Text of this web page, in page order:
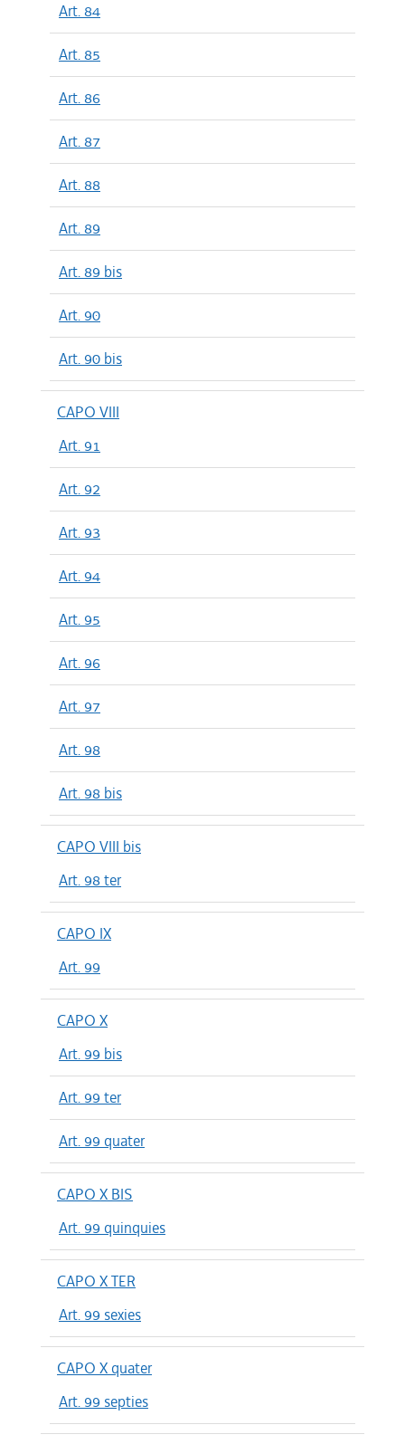
Art. 84
Art. 85
Art. 86
Art. 87
Art. 88
Art. 89
Art. 89 bis
Art. 90
Art. 90 bis
CAPO VIII
Art. 91
Art. 92
Art. 93
Art. 94
Art. 95
Art. 96
Art. 97
Art. 98
Art. 98 bis
CAPO VIII bis
Art. 98 ter
CAPO IX
Art. 99
CAPO X
Art. 99 bis
Art. 99 ter
Art. 99 quater
CAPO X BIS
Art. 99 quinquies
CAPO X TER
Art. 99 sexies
CAPO X quater
Art. 99 septies